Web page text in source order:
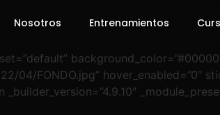
Nosotros Entrenamientos
FONDO.jpg” hover_enabled=”0″